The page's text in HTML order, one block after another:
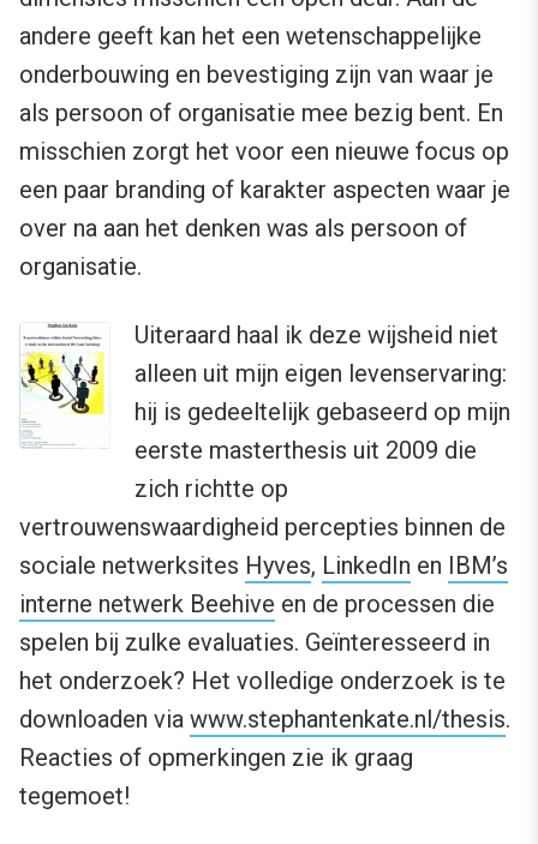
andere geeft kan het een wetenschappelijke
onderbouwing en bevestiging zijn van waar je
als persoon of organisatie mee bezig bent. En
misschien zorgt het voor een nieuwe focus op
een paar branding of karakter aspecten waar je
over na aan het denken was als persoon of
organisatie.
Uiteraard haal ik deze wijsheid niet
alleen uit mijn eigen levenservaring:
hij is gedeeltelijk gebaseerd op mijn
eerste masterthesis uit 2009 die
zich richtte op
vertrouwenswaardigheid percepties binnen de
sociale netwerksites Hyves, LinkedIn en IBM’s
interne netwerk Beehive en de processen die
spelen bij zulke evaluaties. Geïnteresseerd in
het onderzoek? Het volledige onderzoek is te
downloaden via www.stephantenkate.nl/thesis.
Reacties of opmerkingen zie ik graag
tegemoet!